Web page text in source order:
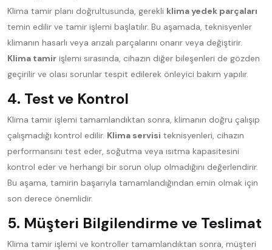
Klima tamir planı doğrultusunda, gerekli klima yedek parçaları
temin edilir ve tamir işlemi başlatılır. Bu aşamada, teknisyenler
klimanın hasarlı veya arızalı parçalarını onarır veya değiştirir.
Klima tamir işlemi sırasında, cihazın diğer bileşenleri de gözden
geçirilir ve olası sorunlar tespit edilerek önleyici bakım yapılır.
4. Test ve Kontrol
Klima tamir işlemi tamamlandıktan sonra, klimanın doğru çalışıp
çalışmadığı kontrol edilir. Klima servisi teknisyenleri, cihazın
performansını test eder, soğutma veya ısıtma kapasitesini
kontrol eder ve herhangi bir sorun olup olmadığını değerlendirir.
Bu aşama, tamirin başarıyla tamamlandığından emin olmak için
son derece önemlidir.
5. Müşteri Bilgilendirme ve Teslimat
Klima tamir işlemi ve kontroller tamamlandıktan sonra, müşteri